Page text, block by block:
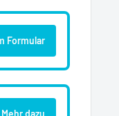
Formular